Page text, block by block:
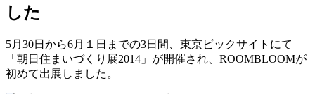
した
5月30日から6月１日までの3日間、東京ビックサイトにて
「朝日住まいづくり展2014」が開催され、ROOMBLOOMが
初めて出展しました。